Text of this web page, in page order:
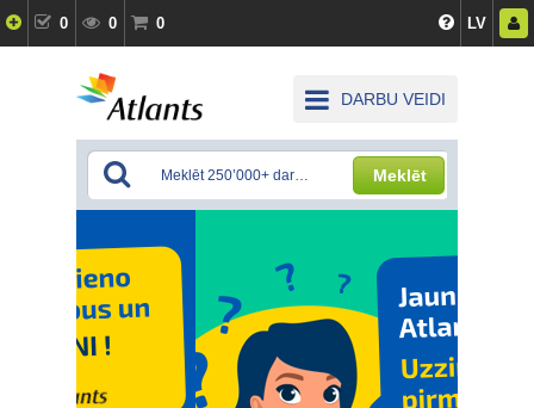
0 0 0 LV
DARBU VEIDI
Meklēt